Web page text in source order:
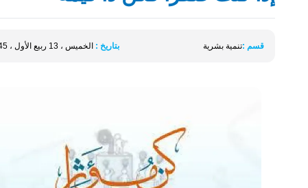
قسم :تنمية بشرية بتاريخ : الخميس ، 13 ربيع الأول ، 1445 الموافق 28 سبتمبر 2023